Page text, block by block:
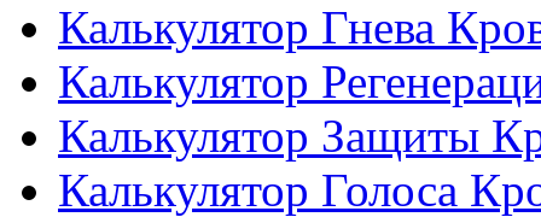
Калькулятор Гнева
Калькулятор
Калькулятор Защиты
Калькулятор Голоса